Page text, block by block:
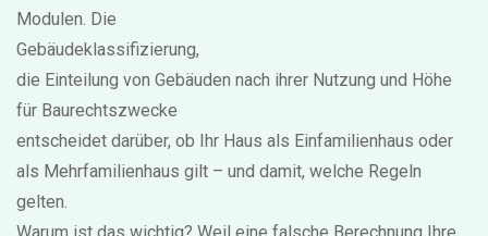
Modulen. Die
Gebäudeklassifizierung,
die Einteilung von Gebäuden nach ihrer Nutzung und Höhe
für Baurechtszwecke
entscheidet darüber, ob Ihr Haus als Einfamilienhaus oder
als Mehrfamilienhaus gilt – und damit, welche Regeln
gelten.